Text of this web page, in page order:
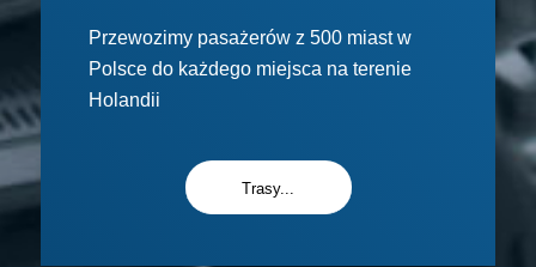
Przewozimy pasażerów z 500 miast w
Polsce do każdego miejsca na terenie
Holandii
Trasy...